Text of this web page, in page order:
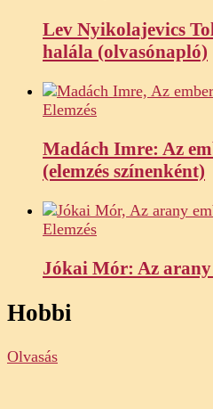
Lev Nyikolajevics
halála (olvasónapló)
Elemzés
Madách Imre: Az
(elemzés színenként)
Elemzés
Jókai Mór: Az arany
Hobbi
Olvasás